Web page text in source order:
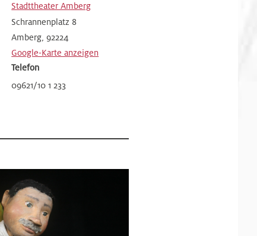
Stadttheater Amberg
Schrannenplatz 8
Amberg, 92224
Google-Karte anzeigen
Telefon
09621/10 1 233